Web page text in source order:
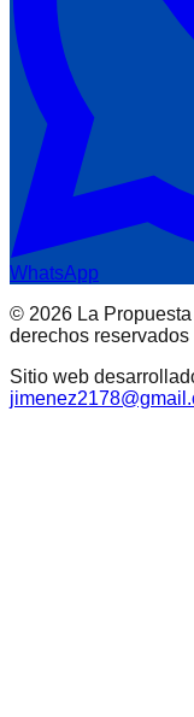
WhatsApp
© 2026 La Propuesta
derechos reservados
Sitio web